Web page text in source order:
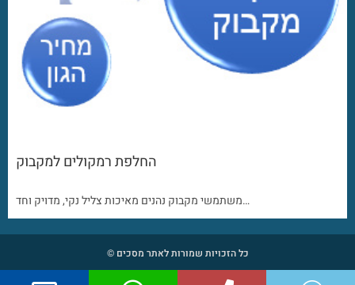
החלפת רמקולים למקבוק
משתמשי מקבוק נהנים מאיכות צליל נקי, מדויק וחד…
כל הזכויות שמורות לאתר מסכים ©